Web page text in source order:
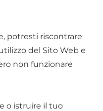
potresti riscontrare
del Sito Web e
non funzionare
o istruire il tuo